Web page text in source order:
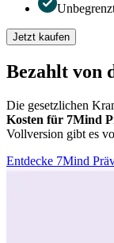
Jetzt kaufen
Bezahlt von
Die gesetzlichen
Kosten für 7Mind
Vollversion gibt es
Entdecke 7Mind